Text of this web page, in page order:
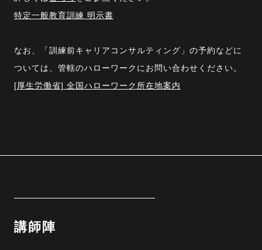
特定一般教育訓練 明示書
なお、「訓練前キャリアコンサルティング」の予約などに
ついては、管轄のハローワークにお問い合わせください。
[厚生労働省] 全国ハローワーク所在地案内
講師陣